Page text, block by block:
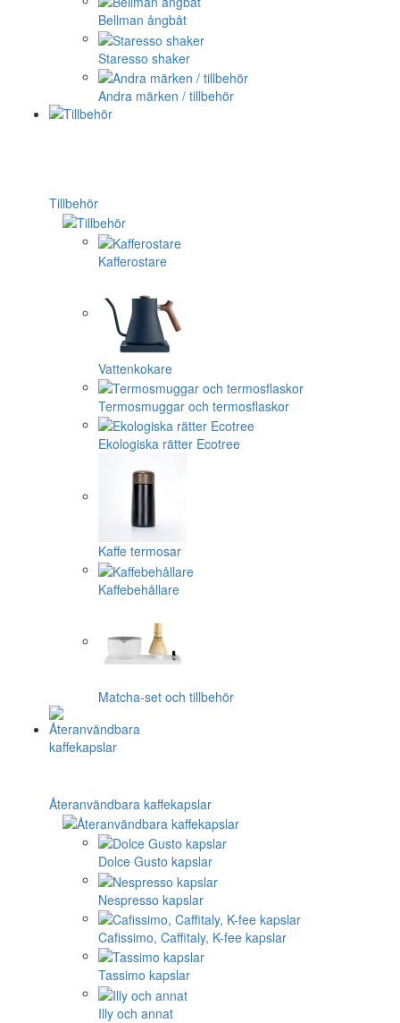
Bellman ångbåt
Staresso shaker
Andra märken / tillbehör
Tillbehör
Kafferostare
Vattenkokare
Termosmuggar och termosflaskor
Ekologiska rätter Ecotree
Kaffe termosar
Kaffebehållare
Matcha-set och tillbehör
Återanvändbara kaffekapslar
Dolce Gusto kapslar
Nespresso kapslar
Cafissimo, Caffitaly, K-fee kapslar
Tassimo kapslar
Illy och annat